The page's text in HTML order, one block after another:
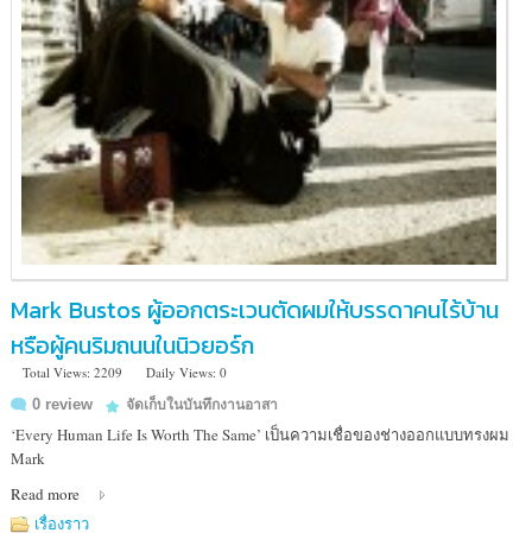
Mark Bustos ผู้ออกตระเวนตัดผมให้บรรดาคนไร้บ้าน
หรือผู้คนริมถนนในนิวยอร์ก
Total Views: 2209
Daily Views: 0
0 review
จัดเก็บในบันทึกงานอาสา
‘Every Human Life Is Worth The Same’ เป็นความเชื่อของช่างออกแบบทรงผม
Mark
Read more
เรื่องราว